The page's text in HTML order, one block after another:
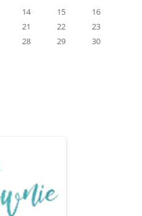
14 15
16
21 22
23
28 29
30